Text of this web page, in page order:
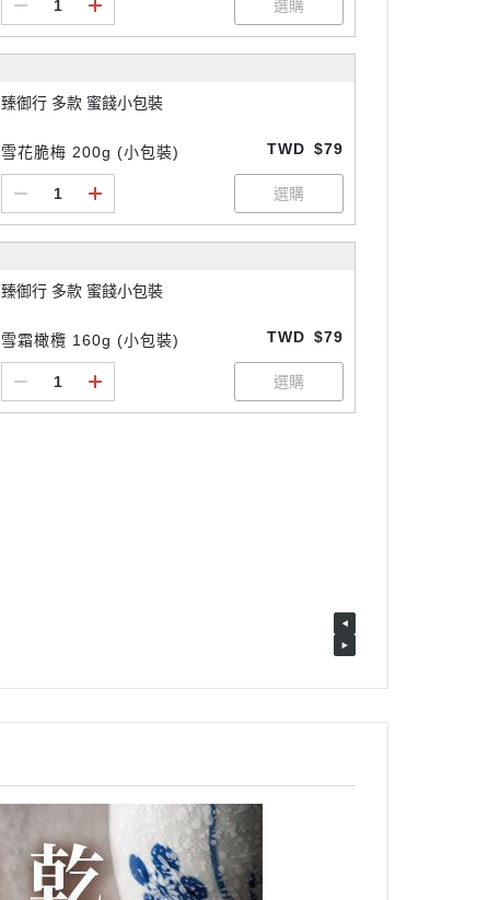
臻御行 多款 蜜餞小包裝
雪花脆梅 200g (小包裝) TWD $79
臻御行 多款 蜜餞小包裝
雪霜橄欖 160g (小包裝) TWD $79